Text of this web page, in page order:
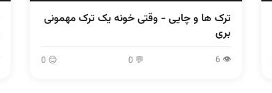
ترک ها و چایی - وقتی خونه یک ترک مهمونی
بری
👁 6
💬 0
😊 0